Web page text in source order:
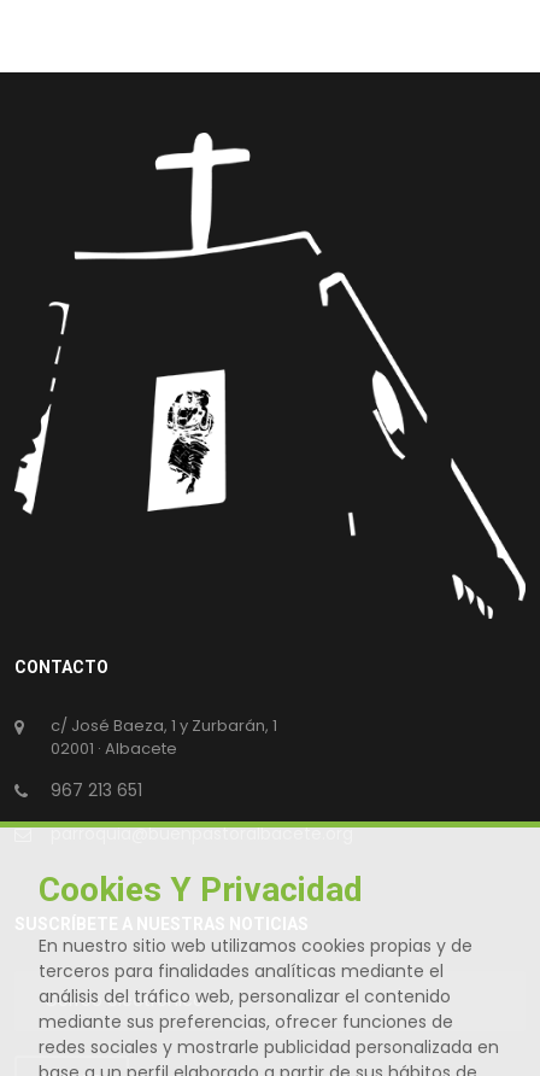
CONTACTO
c/ José Baeza, 1 y Zurbarán, 1
02001 · Albacete
967 213 651
parroquia@buenpastoralbacete.org
Cookies Y Privacidad
En nuestro sitio web utilizamos cookies propias y de
terceros para finalidades analíticas mediante el
análisis del tráfico web, personalizar el contenido
mediante sus preferencias, ofrecer funciones de
redes sociales y mostrarle publicidad personalizada en